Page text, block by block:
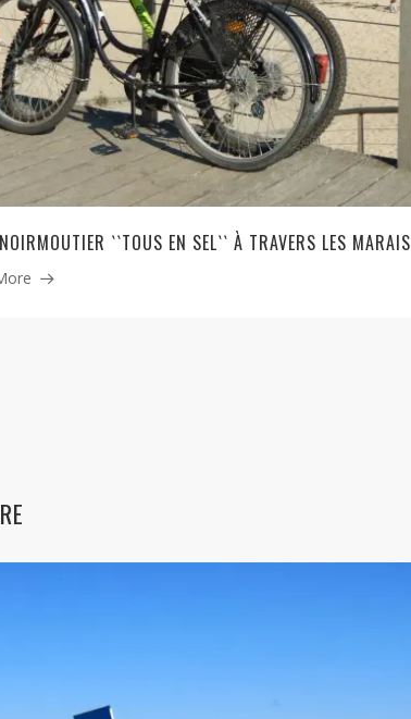
``TOUS EN SEL`` À TRAVERS LES MARAIS